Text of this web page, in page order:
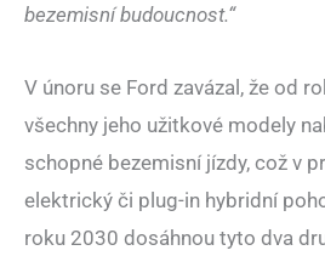
bezemisní budoucnost.“
V únoru se Ford zavázal, že od
všechny jeho užitkové modely
schopné bezemisní jízdy, což v
elektrický či plug-in hybridní
roku 2030 dosáhnou tyto dva